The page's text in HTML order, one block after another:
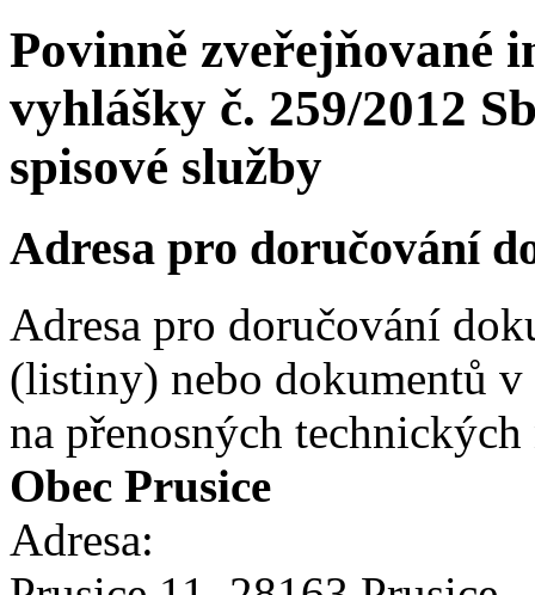
Povinně zveřejňované
vyhlášky č. 259/2012
spisové služby
Adresa pro doručování
Adresa pro doručování
(listiny) nebo dokumentů
na přenosných
Obec Prusice
Adresa: